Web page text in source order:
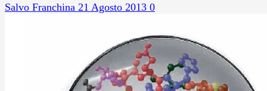
Salvo Franchina 21 Agosto 2013 0